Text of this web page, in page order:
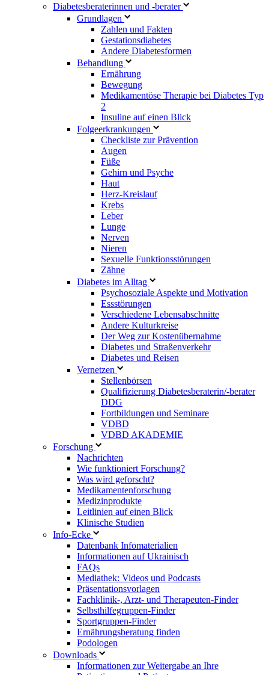
Diabetesberaterinnen und -berater
Grundlagen
Zahlen und Fakten
Gestationsdiabetes
Andere Diabetesformen
Behandlung
Ernährung
Bewegung
Medikamentöse Therapie bei Diabetes Typ
2
Insuline auf einen Blick
Folgeerkrankungen
Checkliste zur Prävention
Augen
Füße
Gehirn und Psyche
Haut
Herz-Kreislauf
Krebs
Leber
Lunge
Nerven
Nieren
Sexuelle Funktionsstörungen
Zähne
Diabetes im Alltag
Psychosoziale Aspekte und Motivation
Essstörungen
Verschiedene Lebensabschnitte
Andere Kulturkreise
Der Weg zur Kostenübernahme
Diabetes und Straßenverkehr
Diabetes und Reisen
Vernetzen
Stellenbörsen
Qualifizierung Diabetesberaterin/­-berater
DDG
Fortbildungen und Seminare
VDBD
VDBD AKADEMIE
Forschung
Nachrichten
Wie funktioniert Forschung?
Was wird geforscht?
Medikamentenforschung
Medizinprodukte
Leitlinien auf einen Blick
Klinische Studien
Info-Ecke
Datenbank Infomaterialien
Informationen auf Ukrainisch
FAQs
Mediathek: Videos und Podcasts
Präsentationsvorlagen
Fachklinik-, Arzt- und Therapeuten-Finder
Selbsthilfegruppen-Finder
Sportgruppen-Finder
Ernährungsberatung finden
Podologen
Downloads
Informationen zur Weitergabe an Ihre